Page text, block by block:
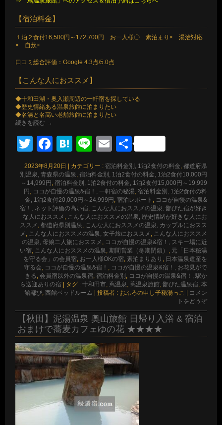
【宿泊料金】
１泊２食付16,500円～172,700円 お一人様〇 素泊まり× 湯治対応
× 自炊×
口コミ総合評価：Google 4.3点/5.0点
【こんな人におススメ】
◆十和田湖・奥入瀬周辺の一軒宿を探している
◆歴史情緒ある温泉旅館に泊まりたい
◆名湯と名高い老舗旅館に泊まりたい
続きを読む →
TwitterFacebook
Hatena
LineEmail
共
有
2023年8月20日 カテゴリー : 宿泊料金別, 1泊2食付の料金, 都道府県
別温泉, 青森県の温泉, 宿泊料金別, 1泊2食付の料金, 1泊2食付10,000円
～14,999円 , 宿泊料金別, 1泊2食付の料金, 1泊2食付15,000円～19,999
円 , ココが自慢の温泉&宿！, 一軒宿の秘湯, 宿泊料金別, 1泊2食付の料
金, 1泊2食付20,000円～24,999円 , 宿泊レポート , ココが自慢の温泉&
宿！, ネット評価の高い宿, こんな人におススメの温泉, 鄙びた宿が好き
な人におススメ , こんな人におススメの温泉, 歴史情緒が好きな人にお
ススメ , 都道府県別温泉, こんな人におススメの温泉, カップルにおスス
メ , こんな人におススメの温泉, 女子旅におススメ , こんな人におススメ
の温泉, 母娘二人旅におススメ , ココが自慢の温泉&宿！, スキー場に近
い宿, こんな人におススメの温泉, 期間営業（冬期閉鎖） , 元「日本秘湯
を守る会」の会員宿, お一人様OKの宿, 素泊まりあり , 日本温泉遺産を
守る会, ココが自慢の温泉&宿！ , ココが自慢の温泉&宿！, お花見がで
きる, 会員宿以外の温泉宿, 宿泊料金別 , ココが自慢の温泉&宿！, 駅か
ら送迎ありの宿
タグ : 十和田市, 蔦温泉, 蔦温泉旅館, 鄙びた温泉宿, 本
館鄙び, 西館ベッドルーム 投稿者 : おふろの申し子秘湯っこ
コメン
トをどうぞ
【秋田】泥湯温泉 奥山旅館 日帰り入浴 & 宿泊
おまけで蕎麦カフェゆの花 ★★★★